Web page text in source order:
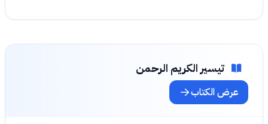
تيسير الكريم الرحمن
عرض الكتاب